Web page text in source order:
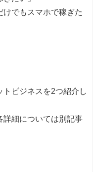
けでもスマホで稼ぎた
ビジネスを2つ紹介し
詳細については別記事